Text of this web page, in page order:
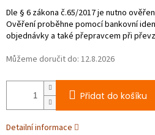
Můžeme doručit do: 12.8.2026
Přidat do košíku
Detailní informace